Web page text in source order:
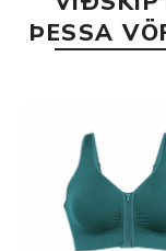
ÞESSA